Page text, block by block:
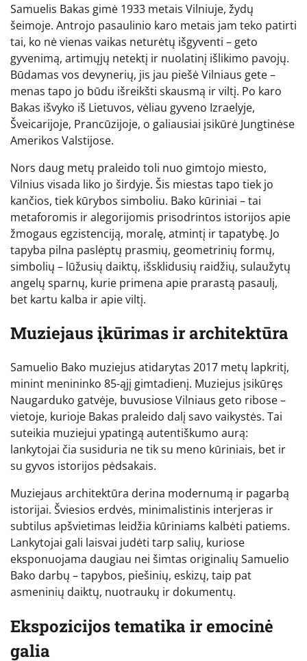
Samuelis Bakas gimė 1933 metais Vilniuje, žydų
šeimoje. Antrojo pasaulinio karo metais jam teko patirti
tai, ko nė vienas vaikas neturėtų išgyventi – geto
gyvenimą, artimųjų netektį ir nuolatinį išlikimo pavojų.
Būdamas vos devynerių, jis jau piešė Vilniaus gete –
menas tapo jo būdu išreikšti skausmą ir viltį. Po karo
Bakas išvyko iš Lietuvos, vėliau gyveno Izraelyje,
Šveicarijoje, Prancūzijoje, o galiausiai įsikūrė Jungtinėse
Amerikos Valstijose.
Nors daug metų praleido toli nuo gimtojo miesto,
Vilnius visada liko jo širdyje. Šis miestas tapo tiek jo
kančios, tiek kūrybos simboliu. Bako kūriniai – tai
metaforomis ir alegorijomis prisodrintos istorijos apie
žmogaus egzistenciją, moralę, atmintį ir tapatybę. Jo
tapyba pilna paslėptų prasmių, geometrinių formų,
simbolių – lūžusių daiktų, išsklidusių raidžių, sulaužytų
angelų sparnų, kurie primena apie prarastą pasaulį,
bet kartu kalba ir apie viltį.
Muziejaus įkūrimas ir architektūra
Samuelio Bako muziejus atidarytas 2017 metų lapkritį,
minint menininko 85-ąjį gimtadienį. Muziejus įsikūręs
Naugarduko gatvėje, buvusiose Vilniaus geto ribose –
vietoje, kurioje Bakas praleido dalį savo vaikystės. Tai
suteikia muziejui ypatingą autentiškumo aurą:
lankytojai čia susiduria ne tik su meno kūriniais, bet ir
su gyvos istorijos pėdsakais.
Muziejaus architektūra derina modernumą ir pagarbą
istorijai. Šviesios erdvės, minimalistinis interjeras ir
subtilus apšvietimas leidžia kūriniams kalbėti patiems.
Lankytojai gali laisvai judėti tarp salių, kuriose
eksponuojama daugiau nei šimtas originalių Samuelio
Bako darbų – tapybos, piešinių, eskizų, taip pat
asmeninių daiktų, nuotraukų ir dokumentų.
Ekspozicijos tematika ir emocinė
galia